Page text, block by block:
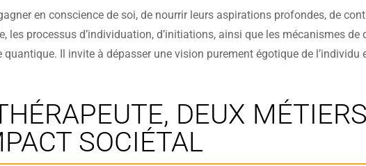
en conscience de soi, de nourrir leurs aspirations profondes, de
les processus d’individuation, d’initiations, ainsi que les mécanismes
Il invite à dépasser une vision purement égotique de
DEUX
SOCIÉTAL